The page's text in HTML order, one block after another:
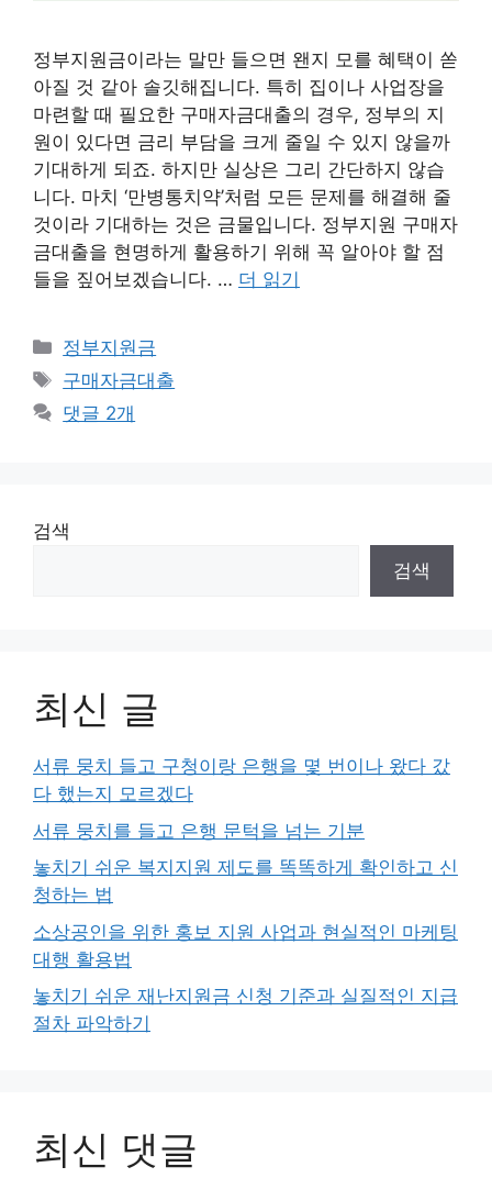
정부지원금이라는 말만 들으면 왠지 모를 혜택이 쏟
아질 것 같아 솔깃해집니다. 특히 집이나 사업장을
마련할 때 필요한 구매자금대출의 경우, 정부의 지
원이 있다면 금리 부담을 크게 줄일 수 있지 않을까
기대하게 되죠. 하지만 실상은 그리 간단하지 않습
니다. 마치 ‘만병통치약’처럼 모든 문제를 해결해 줄
것이라 기대하는 것은 금물입니다. 정부지원 구매자
금대출을 현명하게 활용하기 위해 꼭 알아야 할 점
들을 짚어보겠습니다. … 더 읽기
카
테
리
정부지원금
태
그
구매자금대출
댓글 2개
검색
검색
최신 글
서류 뭉치 들고 구청이랑 은행을 몇 번이나 왔다 갔
다 했는지 모르겠다
서류 뭉치를 들고 은행 문턱을 넘는 기분
놓치기 쉬운 복지지원 제도를 똑똑하게 확인하고 신
청하는 법
소상공인을 위한 홍보 지원 사업과 현실적인 마케팅
대행 활용법
놓치기 쉬운 재난지원금 신청 기준과 실질적인 지급
절차 파악하기
최신 댓글